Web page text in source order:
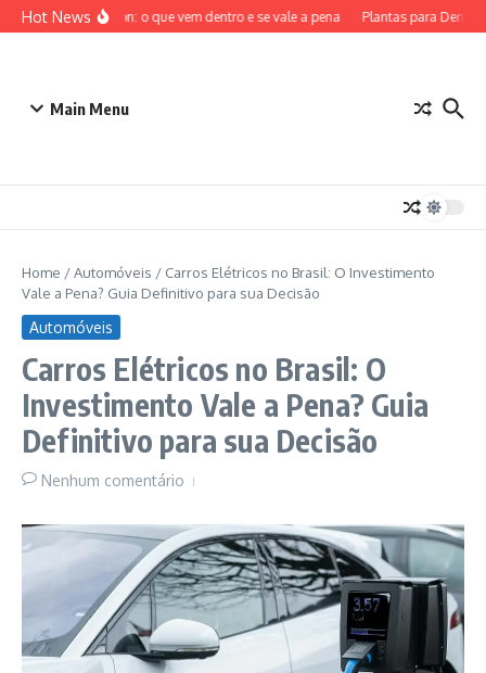
Ir para o conteúdo
Hot News
ETB Pokémon: o que vem dentro e se vale a pena Plantas para Dentro
Main Menu
Home /Automóveis / Carros Elétricos no Brasil: O Investimento
Vale a Pena? Guia Definitivo para sua Decisão
Automóveis
Carros Elétricos no Brasil: O
Investimento Vale a Pena? Guia
Definitivo para sua Decisão
Nenhum comentário